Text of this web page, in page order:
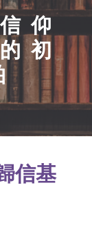
仰
初
信基